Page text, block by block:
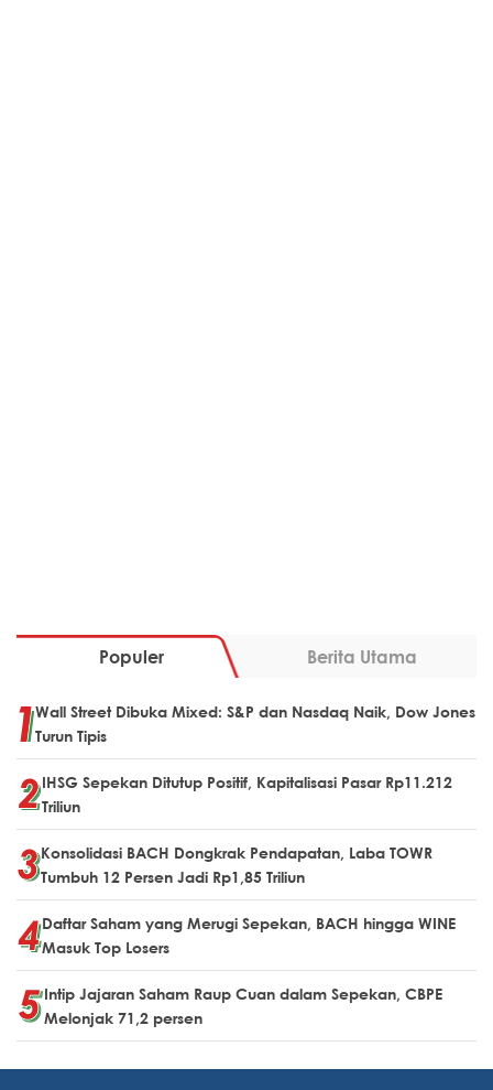
Populer Berita Utama
Wall Street Dibuka Mixed: S&P dan Nasdaq Naik, Dow Jones
Turun Tipis
IHSG Sepekan Ditutup Positif, Kapitalisasi Pasar Rp11.212
Triliun
Konsolidasi BACH Dongkrak Pendapatan, Laba TOWR
Tumbuh 12 Persen Jadi Rp1,85 Triliun
Daftar Saham yang Merugi Sepekan, BACH hingga WINE
Masuk Top Losers
Intip Jajaran Saham Raup Cuan dalam Sepekan, CBPE
Melonjak 71,2 persen